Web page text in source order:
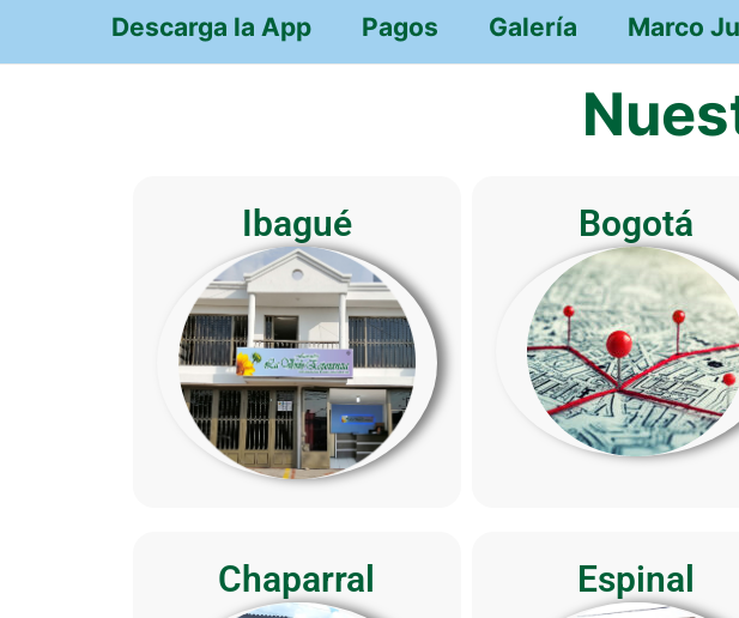
Descarga la App Pagos Galería Marco
Ibagué Bogotá
Chaparral Espinal